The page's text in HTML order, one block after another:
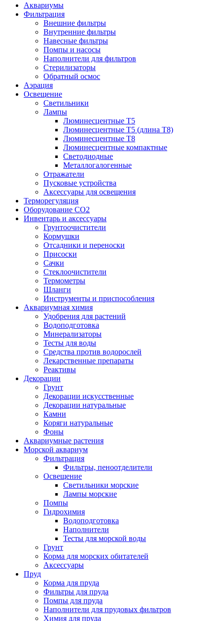
Аквариумы
Фильтрация
Внешние фильтры
Внутренние фильтры
Навесные фильтры
Помпы и насосы
Наполнители для фильтров
Стерилизаторы
Обратный осмос
Аэрация
Освещение
Светильники
Лампы
Люминесцентные T5
Люминесцентные T5 (длина T8)
Люминесцентные T8
Люминесцентные компактные
Светодиодные
Металлогалогенные
Отражатели
Пусковые устройства
Аксессуары для освещения
Терморегуляция
Оборудование CO2
Инвентарь и аксессуары
Грунтоочистители
Кормушки
Отсадники и переноски
Присоски
Сачки
Стеклоочистители
Термометры
Шланги
Инструменты и приспособления
Аквариумная химия
Удобрения для растений
Водоподготовка
Минерализаторы
Тесты для воды
Средства против водорослей
Лекарственные препараты
Реактивы
Декорации
Грунт
Декорации искусственные
Декорации натуральные
Камни
Коряги натуральные
Фоны
Аквариумные растения
Морской аквариум
Фильтрация
Фильтры, пеноотделители
Освещение
Светильники морские
Лампы морские
Помпы
Гидрохимия
Водоподготовка
Наполнители
Тесты для морской воды
Грунт
Корма для морских обитателей
Аксессуары
Пруд
Корма для пруда
Фильтры для пруда
Помпы для пруда
Наполнители для прудовых фильтров
Химия для пруда